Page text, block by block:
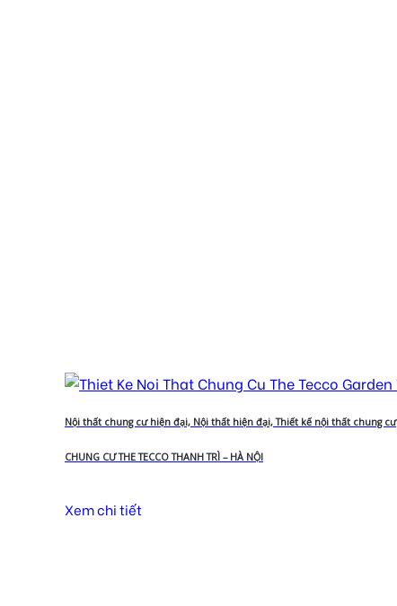
Nội thất chung cư hiện đại, Nội thất hiện đại, Thiết kế nội thất chung cư
CHUNG CƯ THE TECCO THANH TRÌ – HÀ NỘI
Xem chi tiết